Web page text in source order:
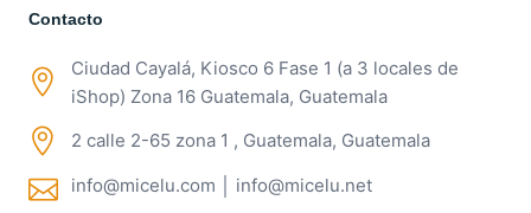
Contacto
Ciudad Cayalá, Kiosco 6 Fase 1 (a 3 locales de
iShop) Zona 16 Guatemala, Guatemala
2 calle 2-65 zona 1 , Guatemala, Guatemala
info@micelu.com │ info@micelu.net